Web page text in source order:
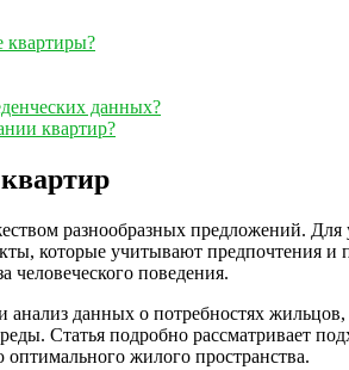
квартиры?
данных?
квартир?
разнообразных предложений.
которые учитывают предпочтения
человеческого поведения.
данных о потребностях
Статья подробно рассматривает
жилого пространства.